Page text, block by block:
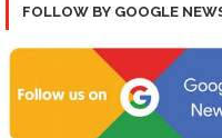
FOLLOW BY GOOGLE